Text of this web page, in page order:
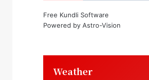
Free Kundli Software
Powered by Astro-Vision
Weather